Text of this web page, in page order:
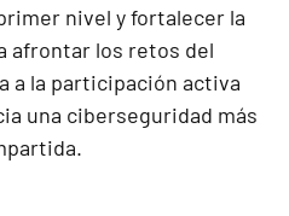
nivel y fortalecer la
afrontar los retos del
a la participación activa
una ciberseguridad más